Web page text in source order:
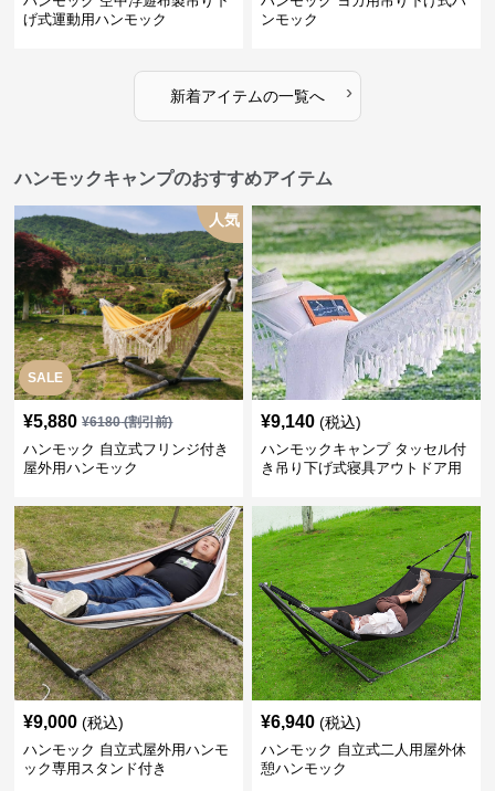
げ式運動用ハンモック
ンモック
新着アイテムの一覧へ ›
ハンモックキャンプのおすすめアイテム
SALE
人気
¥5,880 ¥6180(割引前)
ハンモック 自立式フリンジ付き
屋外用ハンモック
¥9,140 (税込)
ハンモックキャンプ タッセル付
き吊り下げ式寝具アウトドア用
¥9,000 (税込)
ハンモック 自立式屋外用ハンモ
ック専用スタンド付き
¥6,940 (税込)
ハンモック 自立式二人用屋外休
憩ハンモック